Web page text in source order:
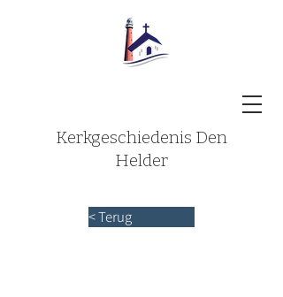
Kerkgeschiedenis Den
Helder
< Terug